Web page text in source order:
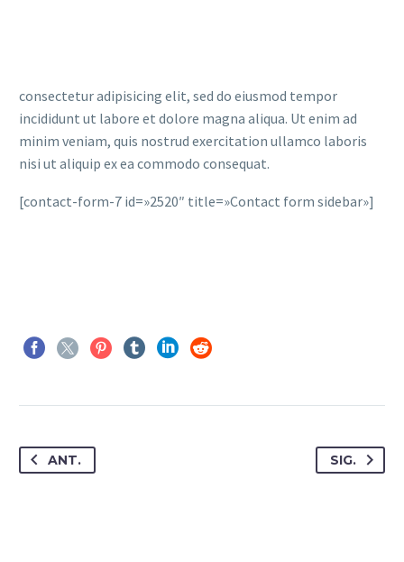
consectetur adipisicing elit, sed do eiusmod tempor
incididunt ut labore et dolore magna aliqua. Ut enim ad
minim veniam, quis nostrud exercitation ullamco laboris
nisi ut aliquip ex ea commodo consequat.
[contact-form-7 id=»2520″ title=»Contact form sidebar»]
ANT. SIG.